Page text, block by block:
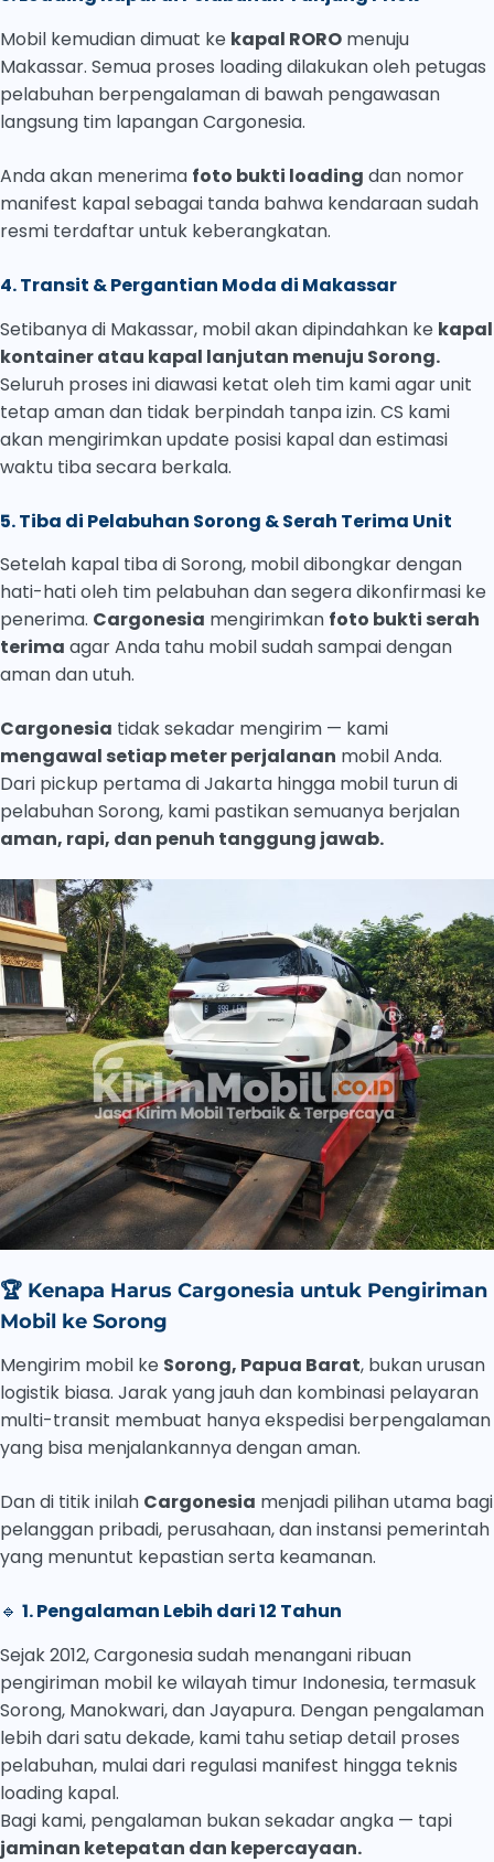
Mobil kemudian dimuat ke kapal RORO menuju
Makassar. Semua proses loading dilakukan oleh petugas
pelabuhan berpengalaman di bawah pengawasan
langsung tim lapangan Cargonesia.
Anda akan menerima foto bukti loading dan nomor
manifest kapal sebagai tanda bahwa kendaraan sudah
resmi terdaftar untuk keberangkatan.
4. Transit & Pergantian Moda di Makassar
Setibanya di Makassar, mobil akan dipindahkan ke kapal
kontainer atau kapal lanjutan menuju Sorong.
Seluruh proses ini diawasi ketat oleh tim kami agar unit
tetap aman dan tidak berpindah tanpa izin. CS kami
akan mengirimkan update posisi kapal dan estimasi
waktu tiba secara berkala.
5. Tiba di Pelabuhan Sorong & Serah Terima Unit
Setelah kapal tiba di Sorong, mobil dibongkar dengan
hati-hati oleh tim pelabuhan dan segera dikonfirmasi ke
penerima. Cargonesia mengirimkan foto bukti serah
terima agar Anda tahu mobil sudah sampai dengan
aman dan utuh.
Cargonesia tidak sekadar mengirim — kami
mengawal setiap meter perjalanan mobil Anda.
Dari pickup pertama di Jakarta hingga mobil turun di
pelabuhan Sorong, kami pastikan semuanya berjalan
aman, rapi, dan penuh tanggung jawab.
🏆 Kenapa Harus Cargonesia untuk Pengiriman
Mobil ke Sorong
Mengirim mobil ke Sorong, Papua Barat, bukan urusan
logistik biasa. Jarak yang jauh dan kombinasi pelayaran
multi-transit membuat hanya ekspedisi berpengalaman
yang bisa menjalankannya dengan aman.
Dan di titik inilah Cargonesia menjadi pilihan utama bagi
pelanggan pribadi, perusahaan, dan instansi pemerintah
yang menuntut kepastian serta keamanan.
🔹 1. Pengalaman Lebih dari 12 Tahun
Sejak 2012, Cargonesia sudah menangani ribuan
pengiriman mobil ke wilayah timur Indonesia, termasuk
Sorong, Manokwari, dan Jayapura. Dengan pengalaman
lebih dari satu dekade, kami tahu setiap detail proses
pelabuhan, mulai dari regulasi manifest hingga teknis
loading kapal.
Bagi kami, pengalaman bukan sekadar angka — tapi
jaminan ketepatan dan kepercayaan.